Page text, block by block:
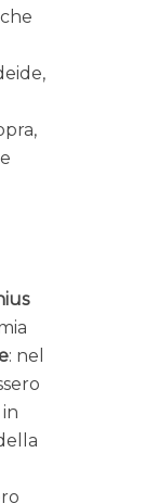
: nel